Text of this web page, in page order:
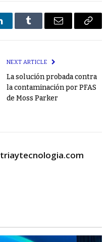
Tumblr Email
Copy
NEXT ARTICLE
La solución probada contra
la contaminación por PFAS
de Moss Parker